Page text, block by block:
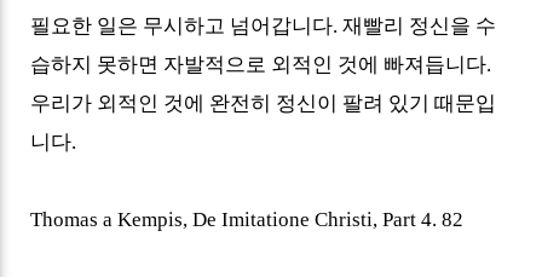
필요한 일은 무시하고 넘어갑니다.재빨리 정신을 수
습하지 못하면 자발적으로 외적인 것에 빠져듭니다.
우리가 외적인 것에 완전히 정신이 팔려 있기 때문입
니다.
Thomas a Kempis, De Imitatione Christi, Part 4. 82